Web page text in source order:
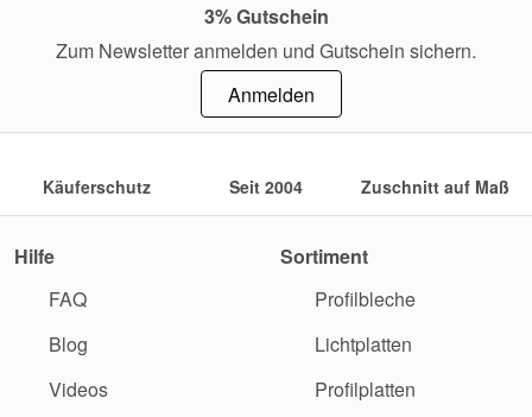
3% Gutschein
Zum Newsletter anmelden und Gutschein sichern.
Anmelden
Käuferschutz Seit 2004 Zuschnitt auf Maß
Hilfe
FAQ
Blog
Videos
Sortiment
Profilbleche
Lichtplatten
Profilplatten